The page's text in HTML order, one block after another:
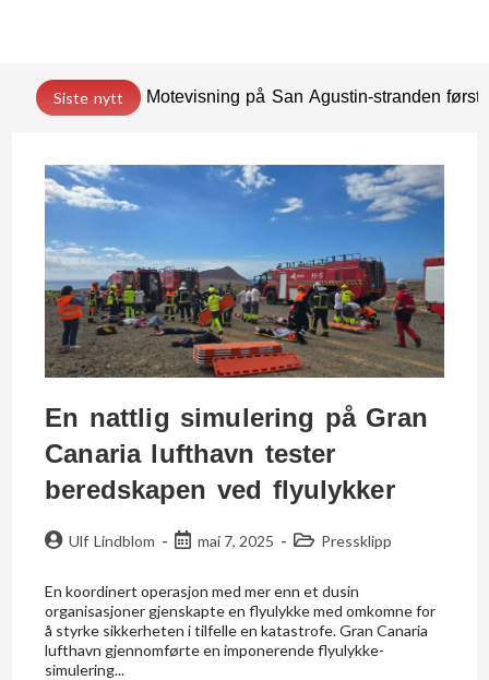
Siste nytt Motevisning på San Agustin-stranden
En nattlig simulering på Gran
Canaria lufthavn tester
beredskapen ved flyulykker
Ulf Lindblom mai 7, 2025 Pressklipp
En koordinert operasjon med mer enn et dusin
organisasjoner gjenskapte en flyulykke med omkomne for
å styrke sikkerheten i tilfelle en katastrofe. Gran Canaria
lufthavn gjennomførte en imponerende flyulykke-
simulering...